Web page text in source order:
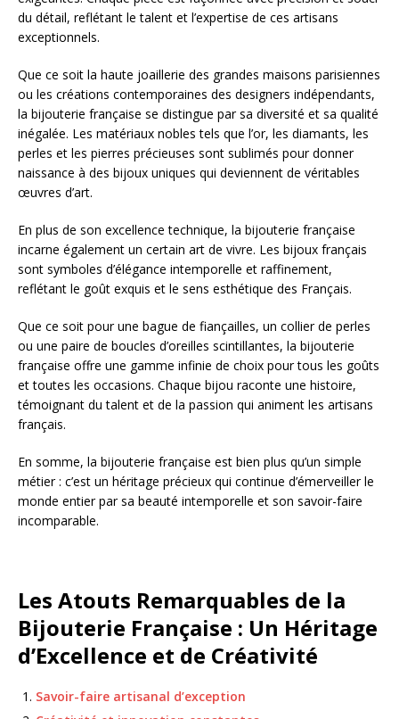
du détail, reflétant le talent et l’expertise de ces artisans
exceptionnels.
Que ce soit la haute joaillerie des grandes maisons parisiennes
ou les créations contemporaines des designers indépendants,
la bijouterie française se distingue par sa diversité et sa qualité
inégalée. Les matériaux nobles tels que l’or, les diamants, les
perles et les pierres précieuses sont sublimés pour donner
naissance à des bijoux uniques qui deviennent de véritables
œuvres d’art.
En plus de son excellence technique, la bijouterie française
incarne également un certain art de vivre. Les bijoux français
sont symboles d’élégance intemporelle et raffinement,
reflétant le goût exquis et le sens esthétique des Français.
Que ce soit pour une bague de fiançailles, un collier de perles
ou une paire de boucles d’oreilles scintillantes, la bijouterie
française offre une gamme infinie de choix pour tous les goûts
et toutes les occasions. Chaque bijou raconte une histoire,
témoignant du talent et de la passion qui animent les artisans
français.
En somme, la bijouterie française est bien plus qu’un simple
métier : c’est un héritage précieux qui continue d’émerveiller le
monde entier par sa beauté intemporelle et son savoir-faire
incomparable.
Les Atouts Remarquables de la
Bijouterie Française : Un Héritage
d’Excellence et de Créativité
Savoir-faire artisanal d’exception